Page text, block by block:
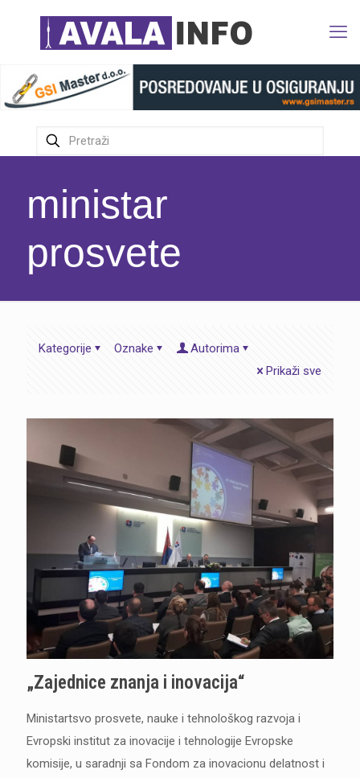
ministar
prosvete
Kategorije Oznake
Autorima
Prikaži sve
„Zajednice znanja i inovacija“
Ministartsvo prosvete, nauke i tehnološkog razvoja i
Evropski institut za inovacije i tehnologije Evropske
komisije, u saradnji sa Fondom za inovacionu delatnost i